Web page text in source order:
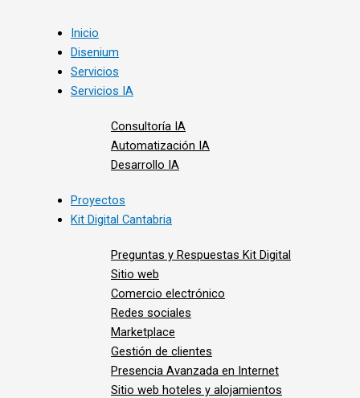
Inicio
Disenium
Servicios
Servicios IA
Consultoría IA
Automatización IA
Desarrollo IA
Proyectos
Kit Digital Cantabria
Preguntas y Respuestas Kit Digital
Sitio web
Comercio electrónico
Redes sociales
Marketplace
Gestión de clientes
Presencia Avanzada en Internet
Sitio web hoteles y alojamientos